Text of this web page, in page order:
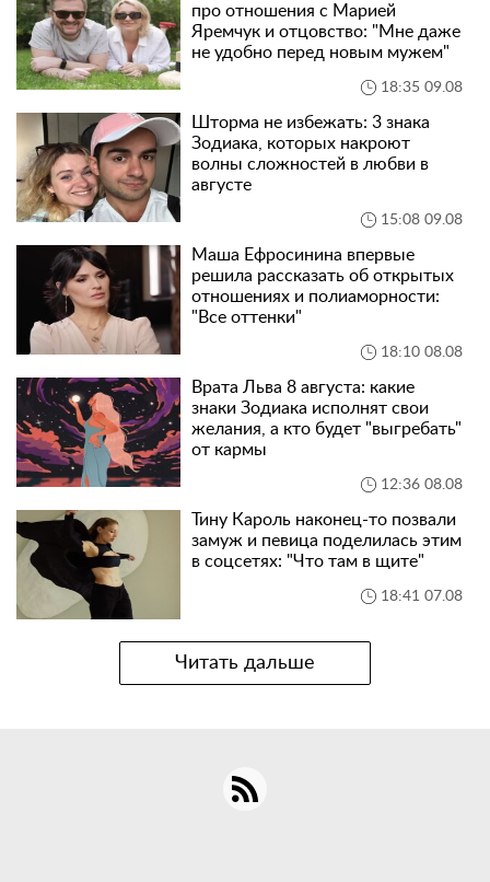
про отношения с Марией
Яремчук и отцовство: "Мне даже
не удобно перед новым мужем"
18:35 09.08
Шторма не избежать: 3 знака
Зодиака, которых накроют
волны сложностей в любви в
августе
15:08 09.08
Маша Ефросинина впервые
решила рассказать об открытых
отношениях и полиаморности:
"Все оттенки"
18:10 08.08
Врата Льва 8 августа: какие
знаки Зодиака исполнят свои
желания, а кто будет "выгребать"
от кармы
12:36 08.08
Тину Кароль наконец-то позвали
замуж и певица поделилась этим
в соцсетях: "Что там в щите"
18:41 07.08
Читать дальше